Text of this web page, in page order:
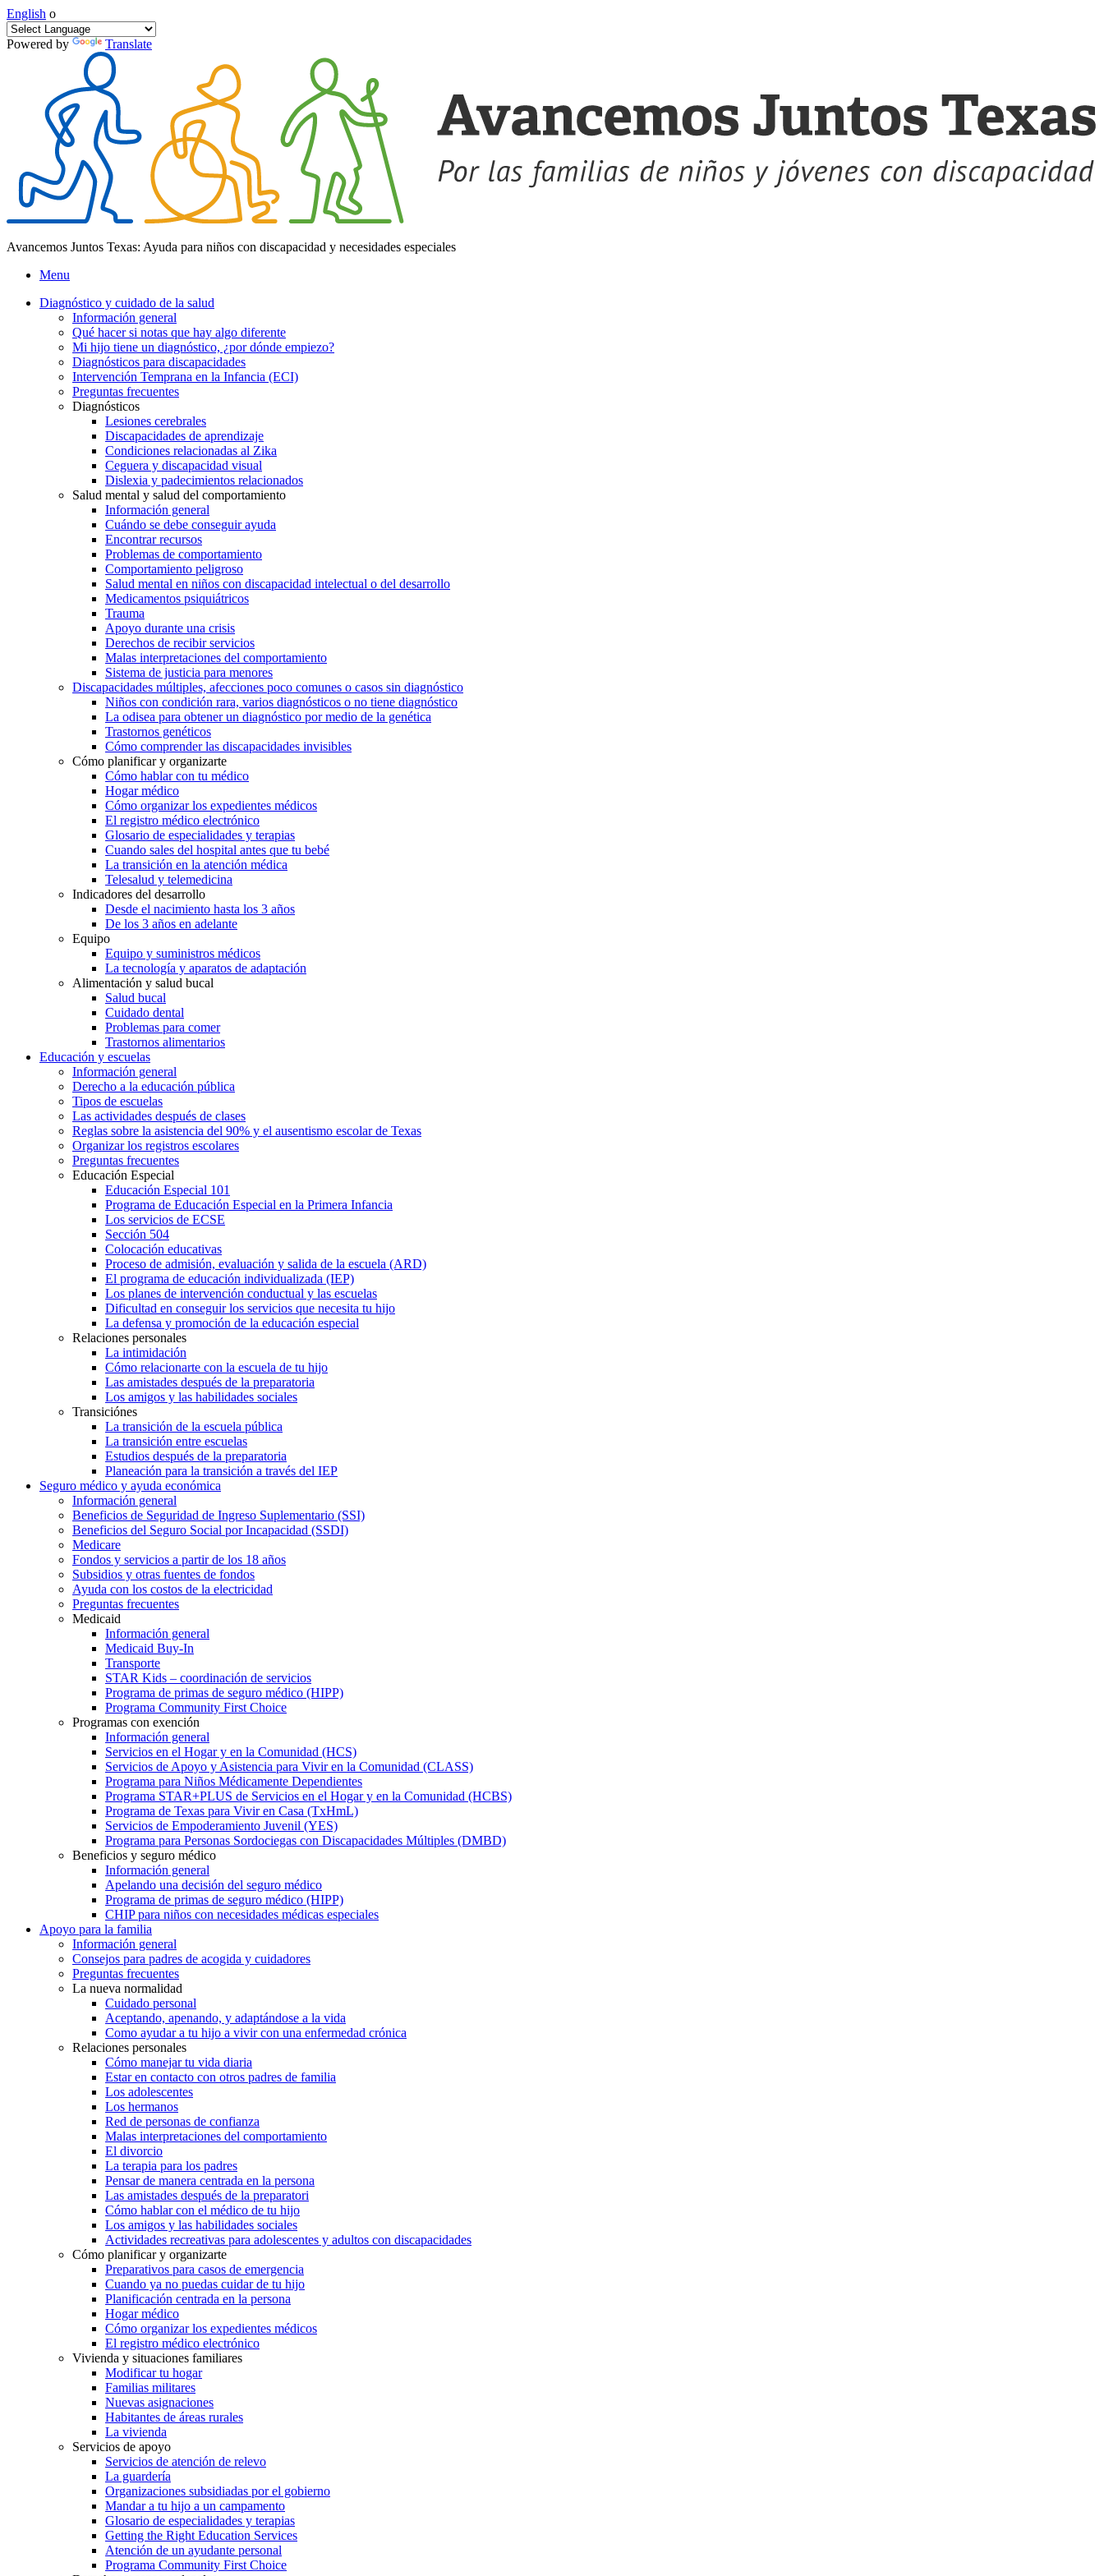
English o
Powered by Translate
Avancemos Juntos Texas: Ayuda para niños con discapacidad y necesidades especiales
Menu
Diagnóstico y cuidado de la salud
Información general
Qué hacer si notas que hay algo diferente
Mi hijo tiene un diagnóstico, ¿por dónde empiezo?
Diagnósticos para discapacidades
Intervención Temprana en la Infancia (ECI)
Preguntas frecuentes
Diagnósticos
Lesiones cerebrales
Discapacidades de aprendizaje
Condiciones relacionadas al Zika
Ceguera y discapacidad visual
Dislexia y padecimientos relacionados
Salud mental y salud del comportamiento
Información general
Cuándo se debe conseguir ayuda
Encontrar recursos
Problemas de comportamiento
Comportamiento peligroso
Salud mental en niños con discapacidad intelectual o del desarrollo
Medicamentos psiquiátricos
Trauma
Apoyo durante una crisis
Derechos de recibir servicios
Malas interpretaciones del comportamiento
Sistema de justicia para menores
Discapacidades múltiples, afecciones poco comunes o casos sin diagnóstico
Niños con condición rara, varios diagnósticos o no tiene diagnóstico
La odisea para obtener un diagnóstico por medio de la genética
Trastornos genéticos
Cómo comprender las discapacidades invisibles
Cómo planificar y organizarte
Cómo hablar con tu médico
Hogar médico
Cómo organizar los expedientes médicos
El registro médico electrónico
Glosario de especialidades y terapias
Cuando sales del hospital antes que tu bebé
La transición en la atención médica
Telesalud y telemedicina
Indicadores del desarrollo
Desde el nacimiento hasta los 3 años
De los 3 años en adelante
Equipo
Equipo y suministros médicos
La tecnología y aparatos de adaptación
Alimentación y salud bucal
Salud bucal
Cuidado dental
Problemas para comer
Trastornos alimentarios
Educación y escuelas
Información general
Derecho a la educación pública
Tipos de escuelas
Las actividades después de clases
Reglas sobre la asistencia del 90% y el ausentismo escolar de Texas
Organizar los registros escolares
Preguntas frecuentes
Educación Especial
Educación Especial 101
Programa de Educación Especial en la Primera Infancia
Los servicios de ECSE
Sección 504
Colocación educativas
Proceso de admisión, evaluación y salida de la escuela (ARD)
El programa de educación individualizada (IEP)
Los planes de intervención conductual y las escuelas
Dificultad en conseguir los servicios que necesita tu hijo
La defensa y promoción de la educación especial
Relaciones personales
La intimidación
Cómo relacionarte con la escuela de tu hijo
Las amistades después de la preparatoria
Los amigos y las habilidades sociales
Transiciónes
La transición de la escuela pública
La transición entre escuelas
Estudios después de la preparatoria
Planeación para la transición a través del IEP
Seguro médico y ayuda económica
Información general
Beneficios de Seguridad de Ingreso Suplementario (SSI)
Beneficios del Seguro Social por Incapacidad (SSDI)
Medicare
Fondos y servicios a partir de los 18 años
Subsidios y otras fuentes de fondos
Ayuda con los costos de la electricidad
Preguntas frecuentes
Medicaid
Información general
Medicaid Buy-In
Transporte
STAR Kids – coordinación de servicios
Programa de primas de seguro médico (HIPP)
Programa Community First Choice
Programas con exención
Información general
Servicios en el Hogar y en la Comunidad (HCS)
Servicios de Apoyo y Asistencia para Vivir en la Comunidad (CLASS)
Programa para Niños Médicamente Dependientes
Programa STAR+PLUS de Servicios en el Hogar y en la Comunidad (HCBS)
Programa de Texas para Vivir en Casa (TxHmL)
Servicios de Empoderamiento Juvenil (YES)
Programa para Personas Sordociegas con Discapacidades Múltiples (DMBD)
Beneficios y seguro médico
Información general
Apelando una decisión del seguro médico
Programa de primas de seguro médico (HIPP)
CHIP para niños con necesidades médicas especiales
Apoyo para la familia
Información general
Consejos para padres de acogida y cuidadores
Preguntas frecuentes
La nueva normalidad
Cuidado personal
Aceptando, apenando, y adaptándose a la vida
Como ayudar a tu hijo a vivir con una enfermedad crónica
Relaciones personales
Cómo manejar tu vida diaria
Estar en contacto con otros padres de familia
Los adolescentes
Los hermanos
Red de personas de confianza
Malas interpretaciones del comportamiento
El divorcio
La terapia para los padres
Pensar de manera centrada en la persona
Las amistades después de la preparatori
Cómo hablar con el médico de tu hijo
Los amigos y las habilidades sociales
Actividades recreativas para adolescentes y adultos con discapacidades
Cómo planificar y organizarte
Preparativos para casos de emergencia
Cuando ya no puedas cuidar de tu hijo
Planificación centrada en la persona
Hogar médico
Cómo organizar los expedientes médicos
El registro médico electrónico
Vivienda y situaciones familiares
Modificar tu hogar
Familias militares
Nuevas asignaciones
Habitantes de áreas rurales
La vivienda
Servicios de apoyo
Servicios de atención de relevo
La guardería
Organizaciones subsidiadas por el gobierno
Mandar a tu hijo a un campamento
Glosario de especialidades y terapias
Getting the Right Education Services
Atención de un ayudante personal
Programa Community First Choice